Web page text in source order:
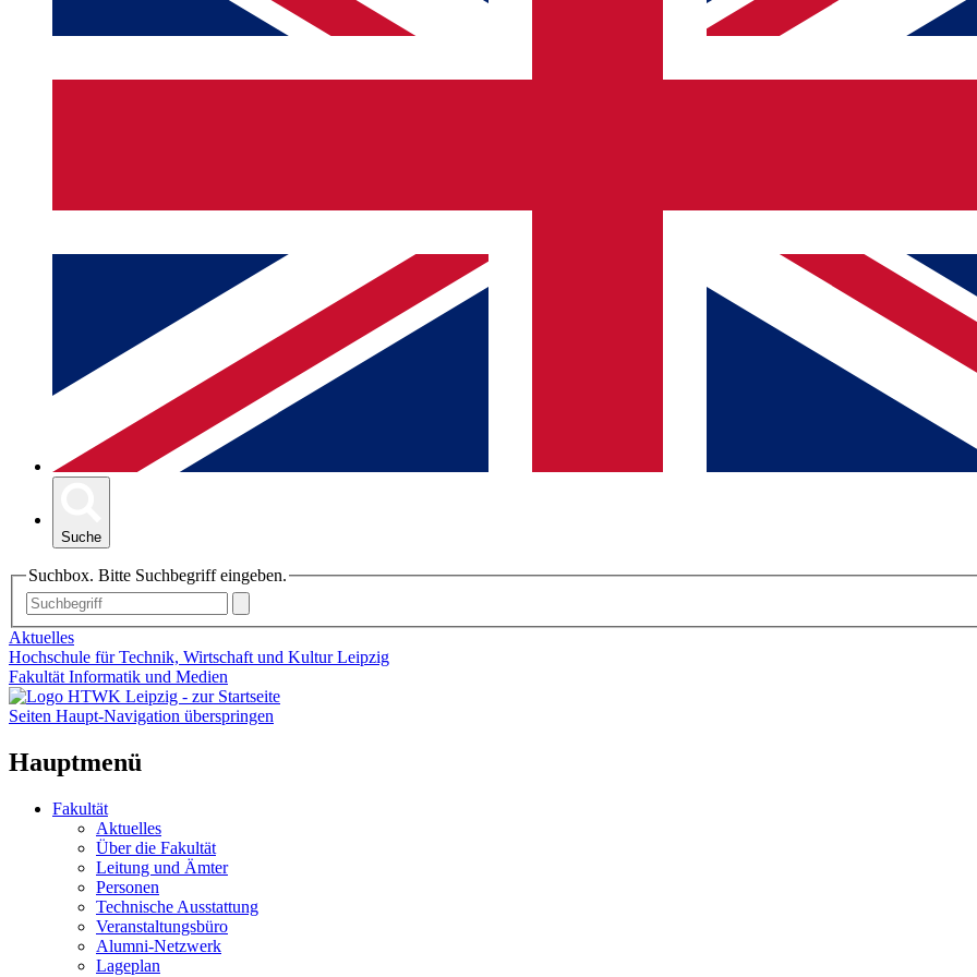
Suche
Suchbox. Bitte Suchbegriff eingeben.
Aktuelles
Hochschule für Technik, Wirtschaft und Kultur Leipzig
Fakultät Informatik und Medien
Seiten Haupt-Navigation überspringen
Hauptmenü
Fakultät
Aktuelles
Über die Fakultät
Leitung und Ämter
Personen
Technische Ausstattung
Veranstaltungsbüro
Alumni-Netzwerk
Lageplan